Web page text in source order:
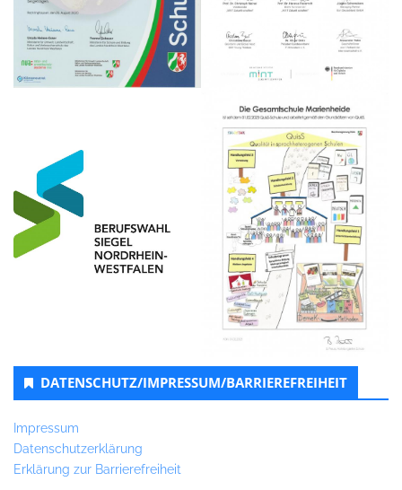
DATENSCHUTZ/IMPRESSUM/BARRIEREFREIHEIT
Impressum
Datenschutzerklärung
Erklärung zur Barrierefreiheit